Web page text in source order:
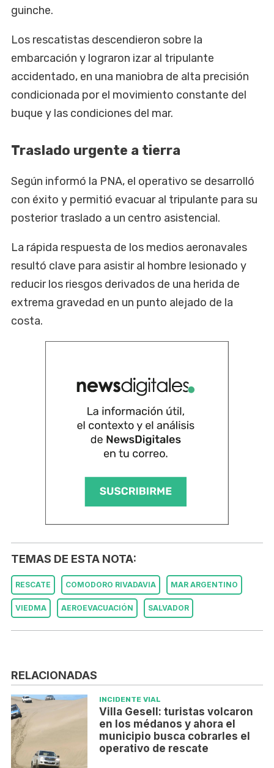
guinche.
Los rescatistas descendieron sobre la
embarcación y lograron izar al tripulante
accidentado, en una maniobra de alta precisión
condicionada por el movimiento constante del
buque y las condiciones del mar.
Traslado urgente a tierra
Según informó la PNA, el operativo se desarrolló
con éxito y permitió evacuar al tripulante para su
posterior traslado a un centro asistencial.
La rápida respuesta de los medios aeronavales
resultó clave para asistir al hombre lesionado y
reducir los riesgos derivados de una herida de
extrema gravedad en un punto alejado de la
costa.
TEMAS DE ESTA NOTA:
RESCATE COMODORO RIVADAVIA MAR ARGENTINO
VIEDMA AEROEVACUACIÓN SALVADOR
RELACIONADAS
INCIDENTE VIAL
Villa Gesell: turistas volcaron
en los médanos y ahora el
municipio busca cobrarles el
operativo de rescate